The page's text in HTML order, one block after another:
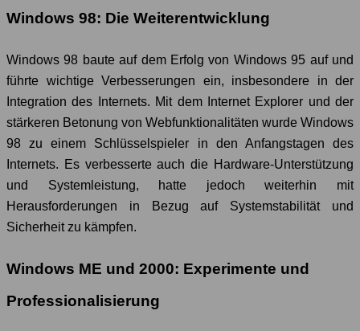
Windows 98: Die Weiterentwicklung
Windows 98 baute auf dem Erfolg von Windows 95 auf und
führte wichtige Verbesserungen ein, insbesondere in der
Integration des Internets. Mit dem Internet Explorer und der
stärkeren Betonung von Webfunktionalitäten wurde Windows
98 zu einem Schlüsselspieler in den Anfangstagen des
Internets. Es verbesserte auch die Hardware-Unterstützung
und Systemleistung, hatte jedoch weiterhin mit
Herausforderungen in Bezug auf Systemstabilität und
Sicherheit zu kämpfen.
Windows ME und 2000: Experimente und
Professionalisierung